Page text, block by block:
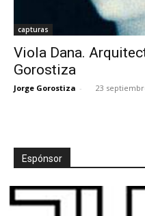
capturas
Viola Dana.
Gorostiza
Jorge Gorostiza - 23
Espónsor